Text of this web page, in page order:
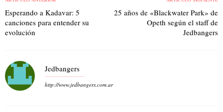
Esperando a Kadavar: 5
canciones para entender su
evolución
25 años de «Blackwater Park» de
Opeth según el staff de
Jedbangers
Jedbangers
http://www.jedbangers.com.ar